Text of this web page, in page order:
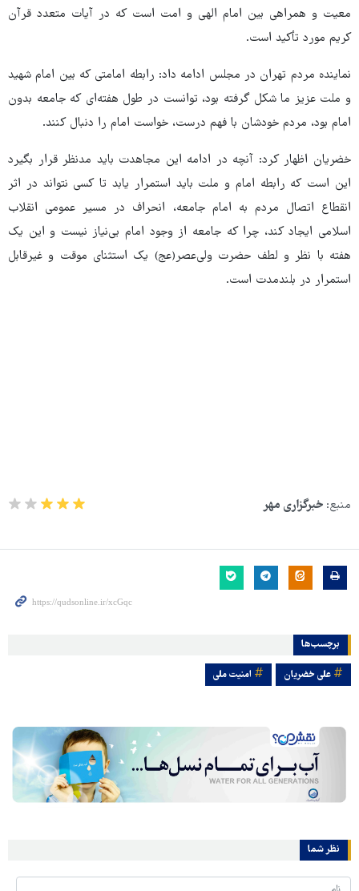
معیت و همراهی بین امام الهی و امت است که در آیات متعدد قرآن
کریم مورد تأکید است.
نماینده مردم تهران در مجلس ادامه داد: رابطه امامتی که بین امام شهید
و ملت عزیز ما شکل گرفته بود، توانست در طول هفته‌ای که جامعه بدون
امام بود، مردم خودشان با فهم درست، خواست امام را دنبال کنند.
خضریان اظهار کرد: آنچه در ادامه این مجاهدت باید مدنظر قرار بگیرد
این است که رابطه امام و ملت باید استمرار یابد تا کسی نتواند در اثر
انقطاع اتصال مردم به امام جامعه، انحراف در مسیر عمومی انقلاب
اسلامی ایجاد کند، چرا که جامعه از وجود امام بی‌نیاز نیست و این یک
هفته با نظر و لطف حضرت ولی‌عصر(عج) یک استثنای موقت و غیرقابل
استمرار در بلندمدت است.
منبع: خبرگزاری مهر
برچسب‌ها
علی خضریان امنیت ملی
نظر شما